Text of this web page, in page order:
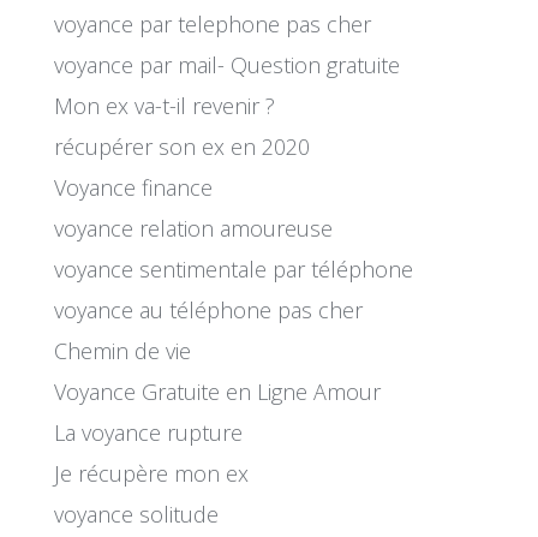
voyance par telephone pas cher
voyance par mail- Question gratuite
Mon ex va-t-il revenir ?
récupérer son ex en 2020
Voyance finance
voyance relation amoureuse
voyance sentimentale par téléphone
voyance au téléphone pas cher
Chemin de vie
Voyance Gratuite en Ligne Amour
La voyance rupture
Je récupère mon ex
voyance solitude